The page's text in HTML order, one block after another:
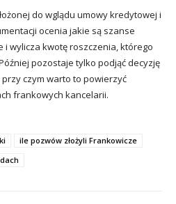
do wglądu umowy kredytowej i
ocenia jakie są szanse
wylicza kwotę roszczenia, którego
pozostaje tylko podjąć decyzję
czym warto to powierzyć
frankowych kancelarii.
ile pozwów złożyli Frankowicze